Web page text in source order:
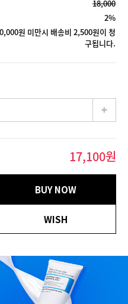
18,000
2%
원 미만시 배송비 2,500원이 청
구됩니다.
17,100원
BUY NOW
WISH